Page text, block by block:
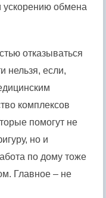
ускорению обмена
отказываться
нельзя, если,
комплексов
помогут не
но и
по дому тоже
Главное – не